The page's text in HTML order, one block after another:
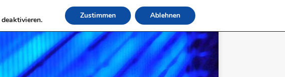
deaktivieren. Zustimmen Ablehnen